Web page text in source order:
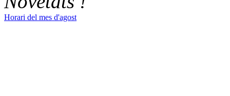
Horari del mes d'agost